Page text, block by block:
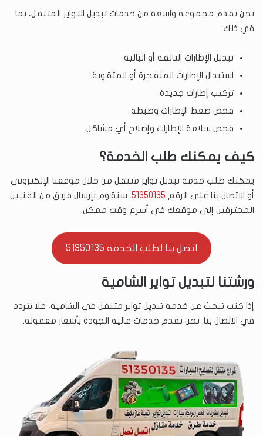
نحن نقدم مجموعة واسعة من خدمات تبديل التواير المتنقل، بما
في ذلك:
تبديل الإطارات التالفة أو البالية.
استبدال الإطارات المنفجرة أو المثقوبة.
تركيب إطارات جديدة.
فحص ضغط الإطارات وضبطه.
فحص سلامة الإطارات وإصلاح أي مشاكل.
كيف يمكنك طلب الخدمة؟
يمكنك طلب خدمة تبديل تواير متنقل من خلال موقعنا الإلكتروني
أو الاتصال بنا على الرقم 51350135. سنقوم بإرسال فريق من الفنيين
المحترفين إلى موقعك في أسرع وقت ممكن.
اتصل بنا لطلب الخدمة 51350135
ورشتنا لتبديل تواير الشامية
إذا كنت تبحث عن خدمة تبديل تواير متنقل في الشامية، فلا تتردد
في الاتصال بنا. نحن نقدم خدمات عالية الجودة بأسعار معقولة.